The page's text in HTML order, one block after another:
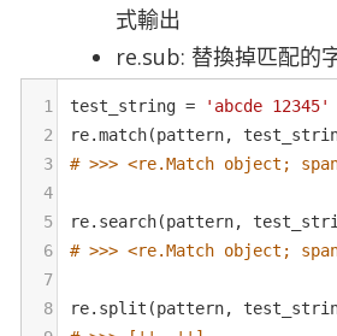
式輸出
re.sub: 替換掉匹配的
1 test_string =
'abcde 12345'
2
re.match(pattern,
3
# >>> <re.Match object;
4
5
re. search(pattern,
6
# >>> <re.Match object;
7
8
re. split (pattern,